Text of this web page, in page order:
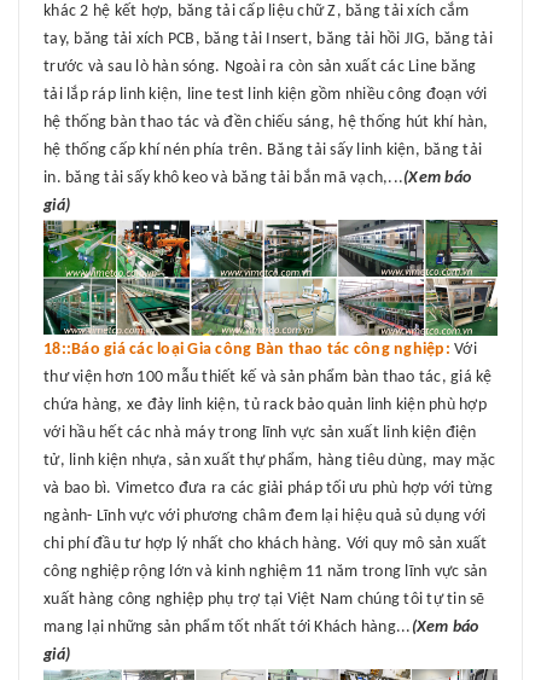
khác 2 hệ kết hợp, băng tải cấp liệu chữ Z, băng tải xích cắm
tay, băng tải xích PCB, băng tải Insert, băng tải hồi JIG, băng tải
trước và sau lò hàn sóng. Ngoài ra còn sản xuất các Line băng
tải lắp ráp linh kiện, line test linh kiện gồm nhiều công đoạn với
hệ thống bàn thao tác và đền chiếu sáng, hệ thống hút khí hàn,
hệ thống cấp khí nén phía trên. Băng tải sấy linh kiện, băng tải
in. băng tải sấy khô keo và băng tải bắn mã vạch,...(Xem báo
giá)
18::Báo giá các loại Gia công Bàn thao tác công nghiệp: Với
thư viện hơn 100 mẫu thiết kế và sản phẩm bàn thao tác, giá kệ
chứa hàng, xe đảy linh kiện, tủ rack bảo quản linh kiện phù hợp
với hầu hết các nhà máy trong lĩnh vực sản xuất linh kiện điện
tử, linh kiện nhựa, sản xuất thự phẩm, hàng tiêu dùng, may mặc
và bao bì. Vimetco đưa ra các giải pháp tối ưu phù hợp với từng
ngành- Lĩnh vực với phương châm đem lại hiệu quả sủ dụng với
chi phí đầu tư hợp lý nhất cho khách hàng. Với quy mô sản xuất
công nghiệp rộng lớn và kinh nghiệm 11 năm trong lĩnh vực sản
xuất hàng công nghiệp phụ trợ tại Việt Nam chúng tôi tự tin sẽ
mang lại những sản phẩm tốt nhất tới Khách hàng... (Xem báo
giá)